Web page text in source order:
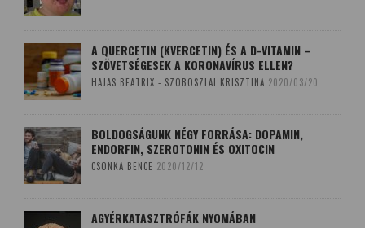
A QUERCETIN (KVERCETIN) ÉS A D-VITAMIN –
SZÖVETSÉGESEK A KORONAVÍRUS ELLEN?
HAJAS BEATRIX - SZOBOSZLAI KRISZTINA 2020/03/20
BOLDOGSÁGUNK NÉGY FORRÁSA: DOPAMIN,
ENDORFIN, SZEROTONIN ÉS OXITOCIN
CSONKA BENCE 2020/12/12
AGYÉRKATASZTRÓFÁK NYOMÁBAN